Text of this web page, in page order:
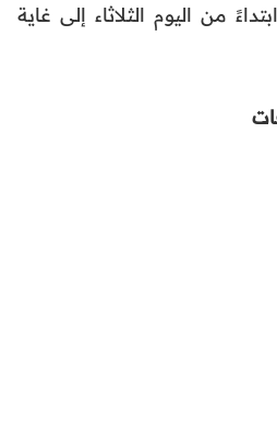
من اليوم الثلاثاء إلى غاية